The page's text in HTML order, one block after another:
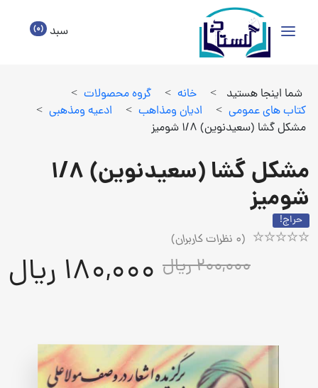
سبد (0)
شما اینجا هستید > خانه > گروه محصولات >
كتاب هاي عمومي > اديان ومذاهب > ادعيه ومذهبي >
مشکل گشا (سعیدنوین) 1/8 شومیز
مشکل گشا (سعیدنوین) 1/8
شومیز
حراج!
(
0 نظرات کاربران)
200,000 ریال 180,000 ریال